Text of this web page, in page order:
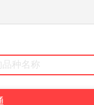
种名称